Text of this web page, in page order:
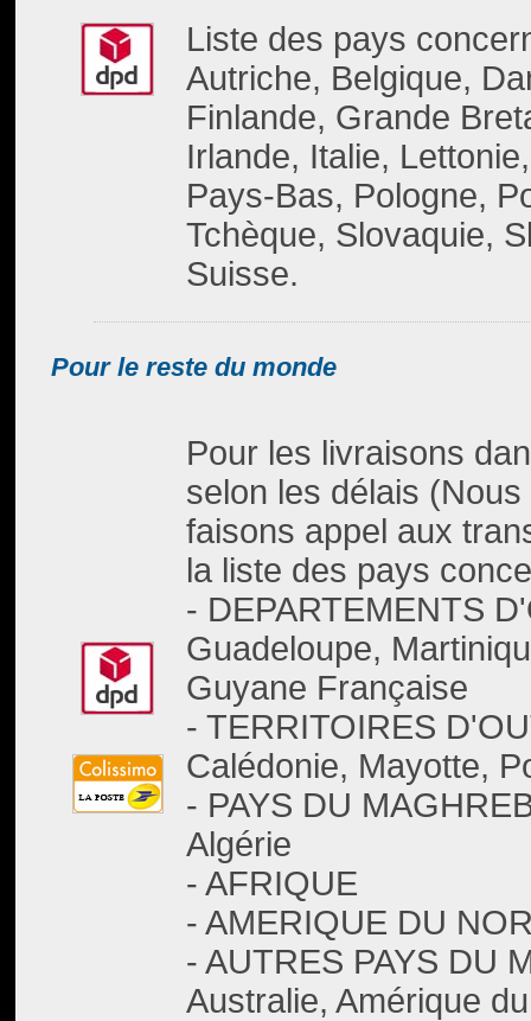
Liste des pays
Autriche, Belgique,
Finlande, Grande
Irlande, Italie,
Pays-Bas, Pologne,
Tchèque, Slovaquie,
Suisse.
Pour le reste du monde
Pour les livraisons
selon les délais
faisons appel aux
la liste des pays
- DEPARTEMENTS
Guadeloupe,
Guyane Française
- TERRITOIRES
Calédonie, Mayotte,
- PAYS DU
Algérie
- AFRIQUE
- AMERIQUE DU
- AUTRES PAYS DU
Australie, Amérique